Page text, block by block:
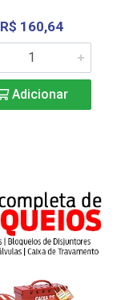
R$ 160,64
Adicionar